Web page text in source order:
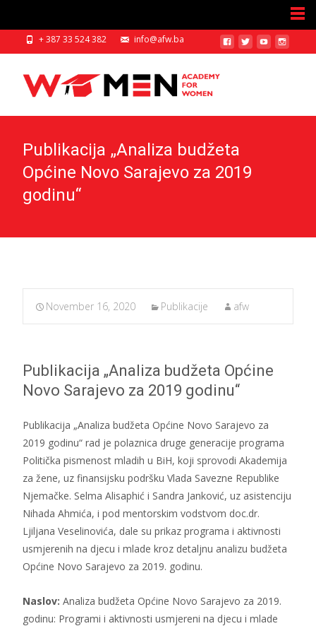
+ 387 33 524 382 info@afw.ba
Publikacija „Analiza budžeta
Općine Novo Sarajevo za 2019
godinu“
November 16, 2020 Publikacije afw
Publikacija „Analiza budžeta Općine
Novo Sarajevo za 2019 godinu“
Publikacija „Analiza budžeta Općine Novo Sarajevo za
2019 godinu“ rad je polaznica druge generacije programa
Politička pismenost mladih u BiH, koji sprovodi Akademija
za žene, uz finansijsku podršku Vlada Savezne Republike
Njemačke. Selma Alisaphić i Sandra Janković, uz asistenciju
Nihada Ahmića, i pod mentorskim vodstvom doc.dr.
Ljiljana Veselinovića, dale su prikaz programa i aktivnosti
usmjerenih na djecu i mlade kroz detaljnu analizu budžeta
Općine Novo Sarajevo za 2019. godinu.
Naslov: Analiza budžeta Općine Novo Sarajevo za 2019.
godinu: Programi i aktivnosti usmjereni na djecu i mlade